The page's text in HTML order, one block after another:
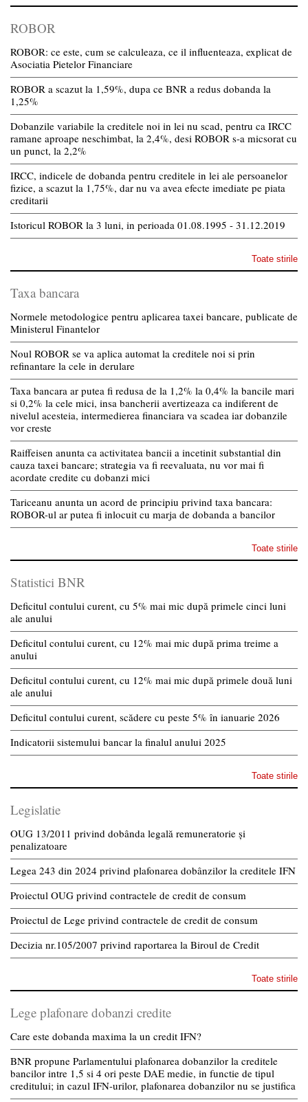
ROBOR
ROBOR: ce este, cum se calculeaza, ce il influenteaza, explicat de
Asociatia Pietelor Financiare
ROBOR a scazut la 1,59%, dupa ce BNR a redus dobanda la
1,25%
Dobanzile variabile la creditele noi in lei nu scad, pentru ca IRCC
ramane aproape neschimbat, la 2,4%, desi ROBOR s-a micsorat cu
un punct, la 2,2%
IRCC, indicele de dobanda pentru creditele in lei ale persoanelor
fizice, a scazut la 1,75%, dar nu va avea efecte imediate pe piata
creditarii
Istoricul ROBOR la 3 luni, in perioada 01.08.1995 - 31.12.2019
Toate stirile
Taxa bancara
Normele metodologice pentru aplicarea taxei bancare, publicate de
Ministerul Finantelor
Noul ROBOR se va aplica automat la creditele noi si prin
refinantare la cele in derulare
Taxa bancara ar putea fi redusa de la 1,2% la 0,4% la bancile mari
si 0,2% la cele mici, insa bancherii avertizeaza ca indiferent de
nivelul acesteia, intermedierea financiara va scadea iar dobanzile
vor creste
Raiffeisen anunta ca activitatea bancii a incetinit substantial din
cauza taxei bancare; strategia va fi reevaluata, nu vor mai fi
acordate credite cu dobanzi mici
Tariceanu anunta un acord de principiu privind taxa bancara:
ROBOR-ul ar putea fi inlocuit cu marja de dobanda a bancilor
Toate stirile
Statistici BNR
Deficitul contului curent, cu 5% mai mic după primele cinci luni
ale anului
Deficitul contului curent, cu 12% mai mic după prima treime a
anului
Deficitul contului curent, cu 12% mai mic după primele două luni
ale anului
Deficitul contului curent, scădere cu peste 5% în ianuarie 2026
Indicatorii sistemului bancar la finalul anului 2025
Toate stirile
Legislatie
OUG 13/2011 privind dobânda legală remuneratorie și
penalizatoare
Legea 243 din 2024 privind plafonarea dobânzilor la creditele IFN
Proiectul OUG privind contractele de credit de consum
Proiectul de Lege privind contractele de credit de consum
Decizia nr.105/2007 privind raportarea la Biroul de Credit
Toate stirile
Lege plafonare dobanzi credite
Care este dobanda maxima la un credit IFN?
BNR propune Parlamentului plafonarea dobanzilor la creditele
bancilor intre 1,5 si 4 ori peste DAE medie, in functie de tipul
creditului; in cazul IFN-urilor, plafonarea dobanzilor nu se justifica